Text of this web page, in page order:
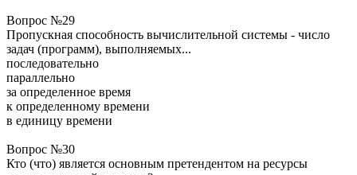
Вопрос №29
Пропускная способность вычислительной системы - число
задач (программ), выполняемых...
последовательно
параллельно
за определенное время
к определенному времени
в единицу времени
Вопрос №30
Кто (что) является основным претендентом на ресурсы